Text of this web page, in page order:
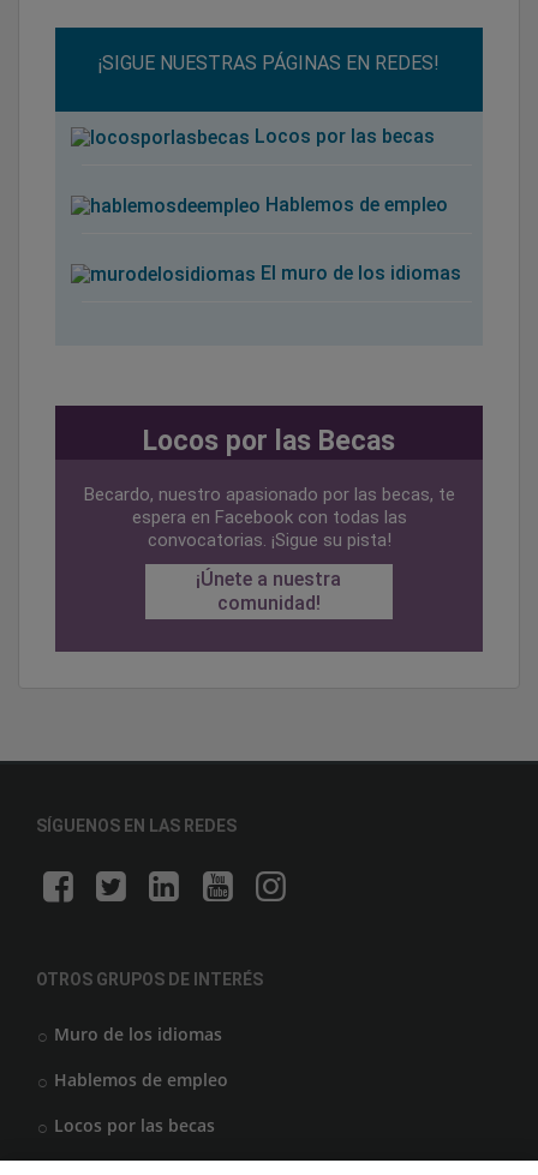
¡SIGUE NUESTRAS PÁGINAS EN REDES!
Locos por las becas
Hablemos de empleo
El muro de los idiomas
Locos por las Becas
Becardo, nuestro apasionado por las becas, te
espera en Facebook con todas las
convocatorias. ¡Sigue su pista!
¡Únete a nuestra
comunidad!
SÍGUENOS EN LAS REDES
OTROS GRUPOS DE INTERÉS
Muro de los idiomas
Hablemos de empleo
Locos por las becas